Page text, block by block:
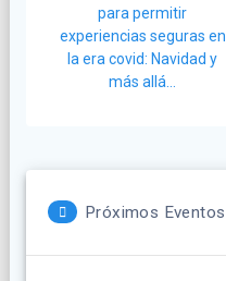
entradas
para permitir
experiencias seguras en
la era covid: Navidad y
más allá…
Próximos Eventos